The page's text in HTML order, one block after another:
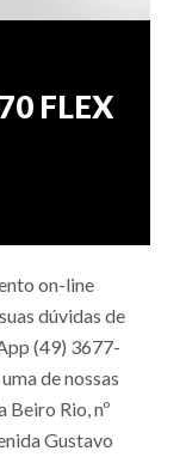
FLEX
on-line
dúvidas de
(49) 3677-
de nossas
Beiro Rio, nº
Gustavo